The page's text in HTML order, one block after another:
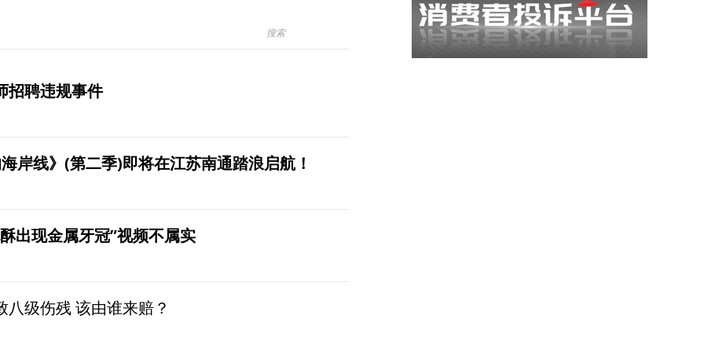
招聘违规事件
岸线》(第二季)即将在江苏南通踏浪启航！
出现金属牙冠”视频不属实
级伤残 该由谁来赔？